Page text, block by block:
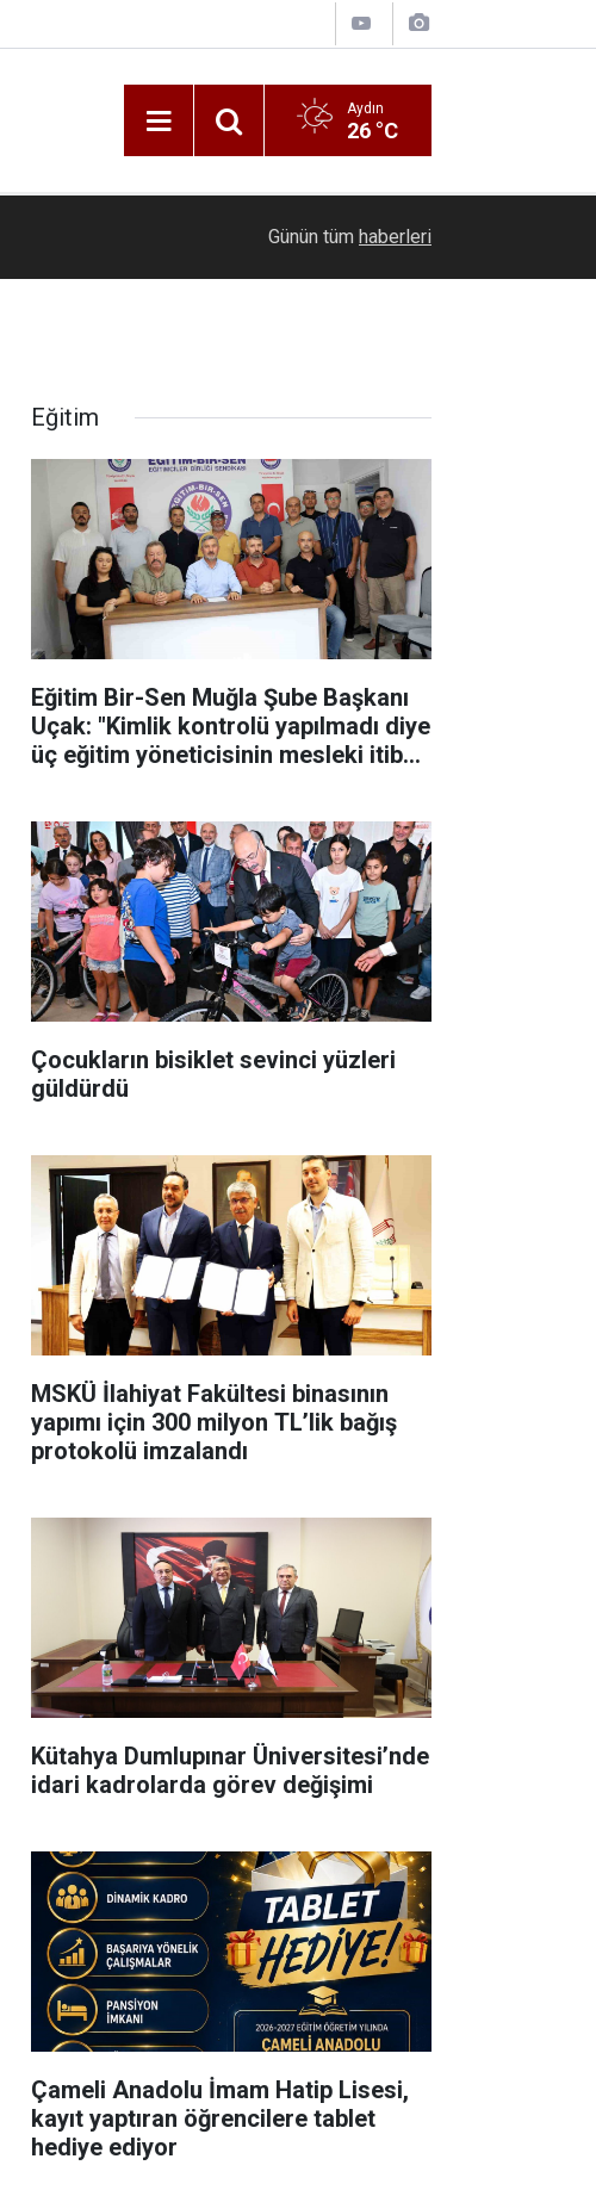
Aydın
26 °C
Ölmeye görGünün tüm haberleri
Eğitim
Eğitim Bir-Sen Muğla Şube Başkanı
Uçak: "Kimlik kontrolü yapılmadı diye
üç eğitim yöneticisinin mesleki itibarı
Çocukların bisiklet sevinci yüzleri
güldürdü
MSKÜ İlahiyat Fakültesi binasının
yapımı için 300 milyon TL’lik bağış
protokolü imzalandı
Kütahya Dumlupınar Üniversitesi’nde
idari kadrolarda görev değişimi
Çameli Anadolu İmam Hatip Lisesi,
kayıt yaptıran öğrencilere tablet
hediye ediyor